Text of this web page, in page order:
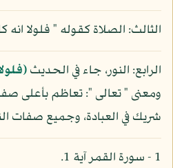
الثالث: الصلاة كقوله " فلولا انه
الرابع: النور، جاء في الحديث
ومعنى " تعالى ": تعاظم بأعلى
شريك في العبادة، وجميع صفات
1 - سورة القمر آية 1.